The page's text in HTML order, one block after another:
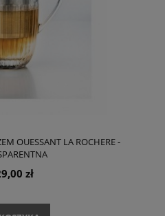
OUESSANT LA ROCHERE -
zł